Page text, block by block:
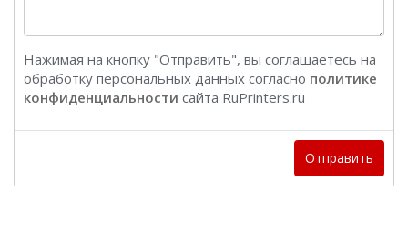
Нажимая на кнопку "Отправить", вы соглашаетесь на
обработку персональных данных согласно политике
конфиденциальности сайта RuPrinters.ru
Отправить